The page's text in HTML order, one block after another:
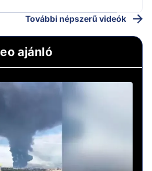
További népszerű videók
ajánló